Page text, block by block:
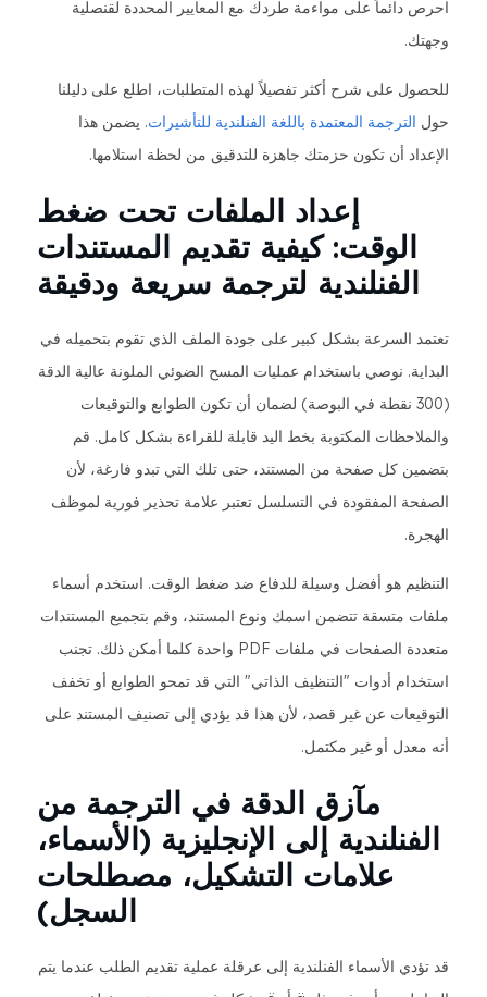
احرص دائماً على مواءمة طردك مع المعايير المحددة لقنصلية
وجهتك.
للحصول على شرح أكثر تفصيلاً لهذه المتطلبات، اطلع على دليلنا
حول الترجمة المعتمدة باللغة الفنلندية للتأشيرات. يضمن هذا
الإعداد أن تكون حزمتك جاهزة للتدقيق من لحظة استلامها.
إعداد الملفات تحت ضغط
الوقت: كيفية تقديم المستندات
الفنلندية لترجمة سريعة ودقيقة
تعتمد السرعة بشكل كبير على جودة الملف الذي تقوم بتحميله في
البداية. نوصي باستخدام عمليات المسح الضوئي الملونة عالية الدقة
(300 نقطة في البوصة) لضمان أن تكون الطوابع والتوقيعات
والملاحظات المكتوبة بخط اليد قابلة للقراءة بشكل كامل. قم
بتضمين كل صفحة من المستند، حتى تلك التي تبدو فارغة، لأن
الصفحة المفقودة في التسلسل تعتبر علامة تحذير فورية لموظف
الهجرة.
التنظيم هو أفضل وسيلة للدفاع ضد ضغط الوقت. استخدم أسماء
ملفات متسقة تتضمن اسمك ونوع المستند، وقم بتجميع المستندات
متعددة الصفحات في ملفات PDF واحدة كلما أمكن ذلك. تجنب
استخدام أدوات "التنظيف الذاتي" التي قد تمحو الطوابع أو تخفف
التوقيعات عن غير قصد، لأن هذا قد يؤدي إلى تصنيف المستند على
أنه معدل أو غير مكتمل.
مآزق الدقة في الترجمة من
الفنلندية إلى الإنجليزية (الأسماء،
علامات التشكيل، مصطلحات
السجل)
قد تؤدي الأسماء الفنلندية إلى عرقلة عملية تقديم الطلب عندما يتم